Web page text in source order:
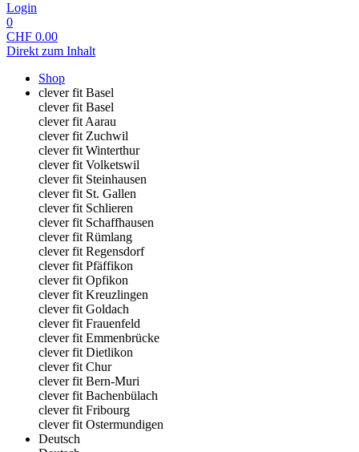
Login
0
CHF 0.00
Direkt zum Inhalt
Shop
clever fit Basel
clever fit Basel
clever fit Aarau
clever fit Zuchwil
clever fit Winterthur
clever fit Volketswil
clever fit Steinhausen
clever fit St. Gallen
clever fit Schlieren
clever fit Schaffhausen
clever fit Rümlang
clever fit Regensdorf
clever fit Pfäffikon
clever fit Opfikon
clever fit Kreuzlingen
clever fit Goldach
clever fit Frauenfeld
clever fit Emmenbrücke
clever fit Dietlikon
clever fit Chur
clever fit Bern-Muri
clever fit Bachenbülach
clever fit Fribourg
clever fit Ostermundigen
Deutsch